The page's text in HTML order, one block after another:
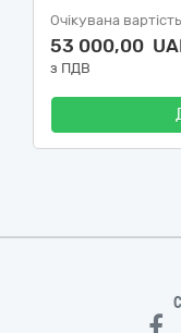
Очікувана вартість
53 000,00
з ПДВ